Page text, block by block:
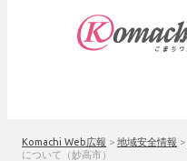
Komachi Web広報 > 地域安全情報 >
について（妙高市）